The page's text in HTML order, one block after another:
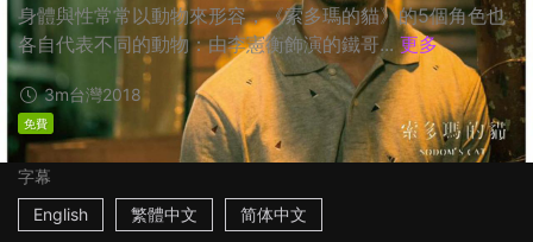
身體與性常常以動物來形容，《索多瑪的貓》的5個角色也
各自代表不同的動物：由李憲衡飾演的鐵哥... 更多
3m台灣2018
免費
字幕
English
繁體中文 简体中文